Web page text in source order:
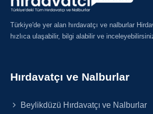
Türkiye'de yer alan hırdavatçı ve nalburlar
hızlıca ulaşabilir, bilgi alabilir ve
Hırdavatçı ve Nalburlar
Beylikdüzü Hırdavatçı ve Nalburlar